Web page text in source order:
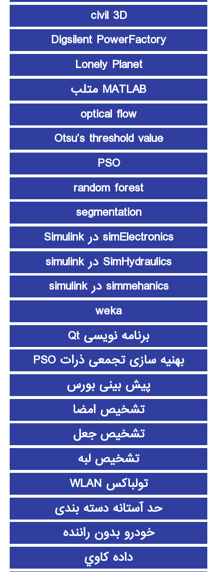
civil 3D
Digsilent PowerFactory
Lonely Planet
MATLAB متلب
optical flow
Otsu’s threshold value
PSO
random forest
segmentation
simElectronics در Simulink
SimHydraulics در simulink
simmehanics در simulink
weka
برنامه نویسی Qt
بهنیه سازی تجمعی ذرات PSO
پیش بینی بورس
تشخیص امضا
تشخیص جعل
تشخیص لبه
تولباکس WLAN
حد آستانه دسته بندی
خودرو بدون راننده
داده كاوي